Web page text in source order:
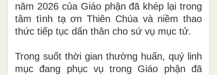
năm 2026 của Giáo phận đã khép lại trong
tâm tình tạ ơn Thiên Chúa và niềm thao
thức tiếp tục dấn thân cho sứ vụ mục tử.
Trong suốt thời gian thường huấn, quý linh
mục đang phục vụ trong Giáo phận đã